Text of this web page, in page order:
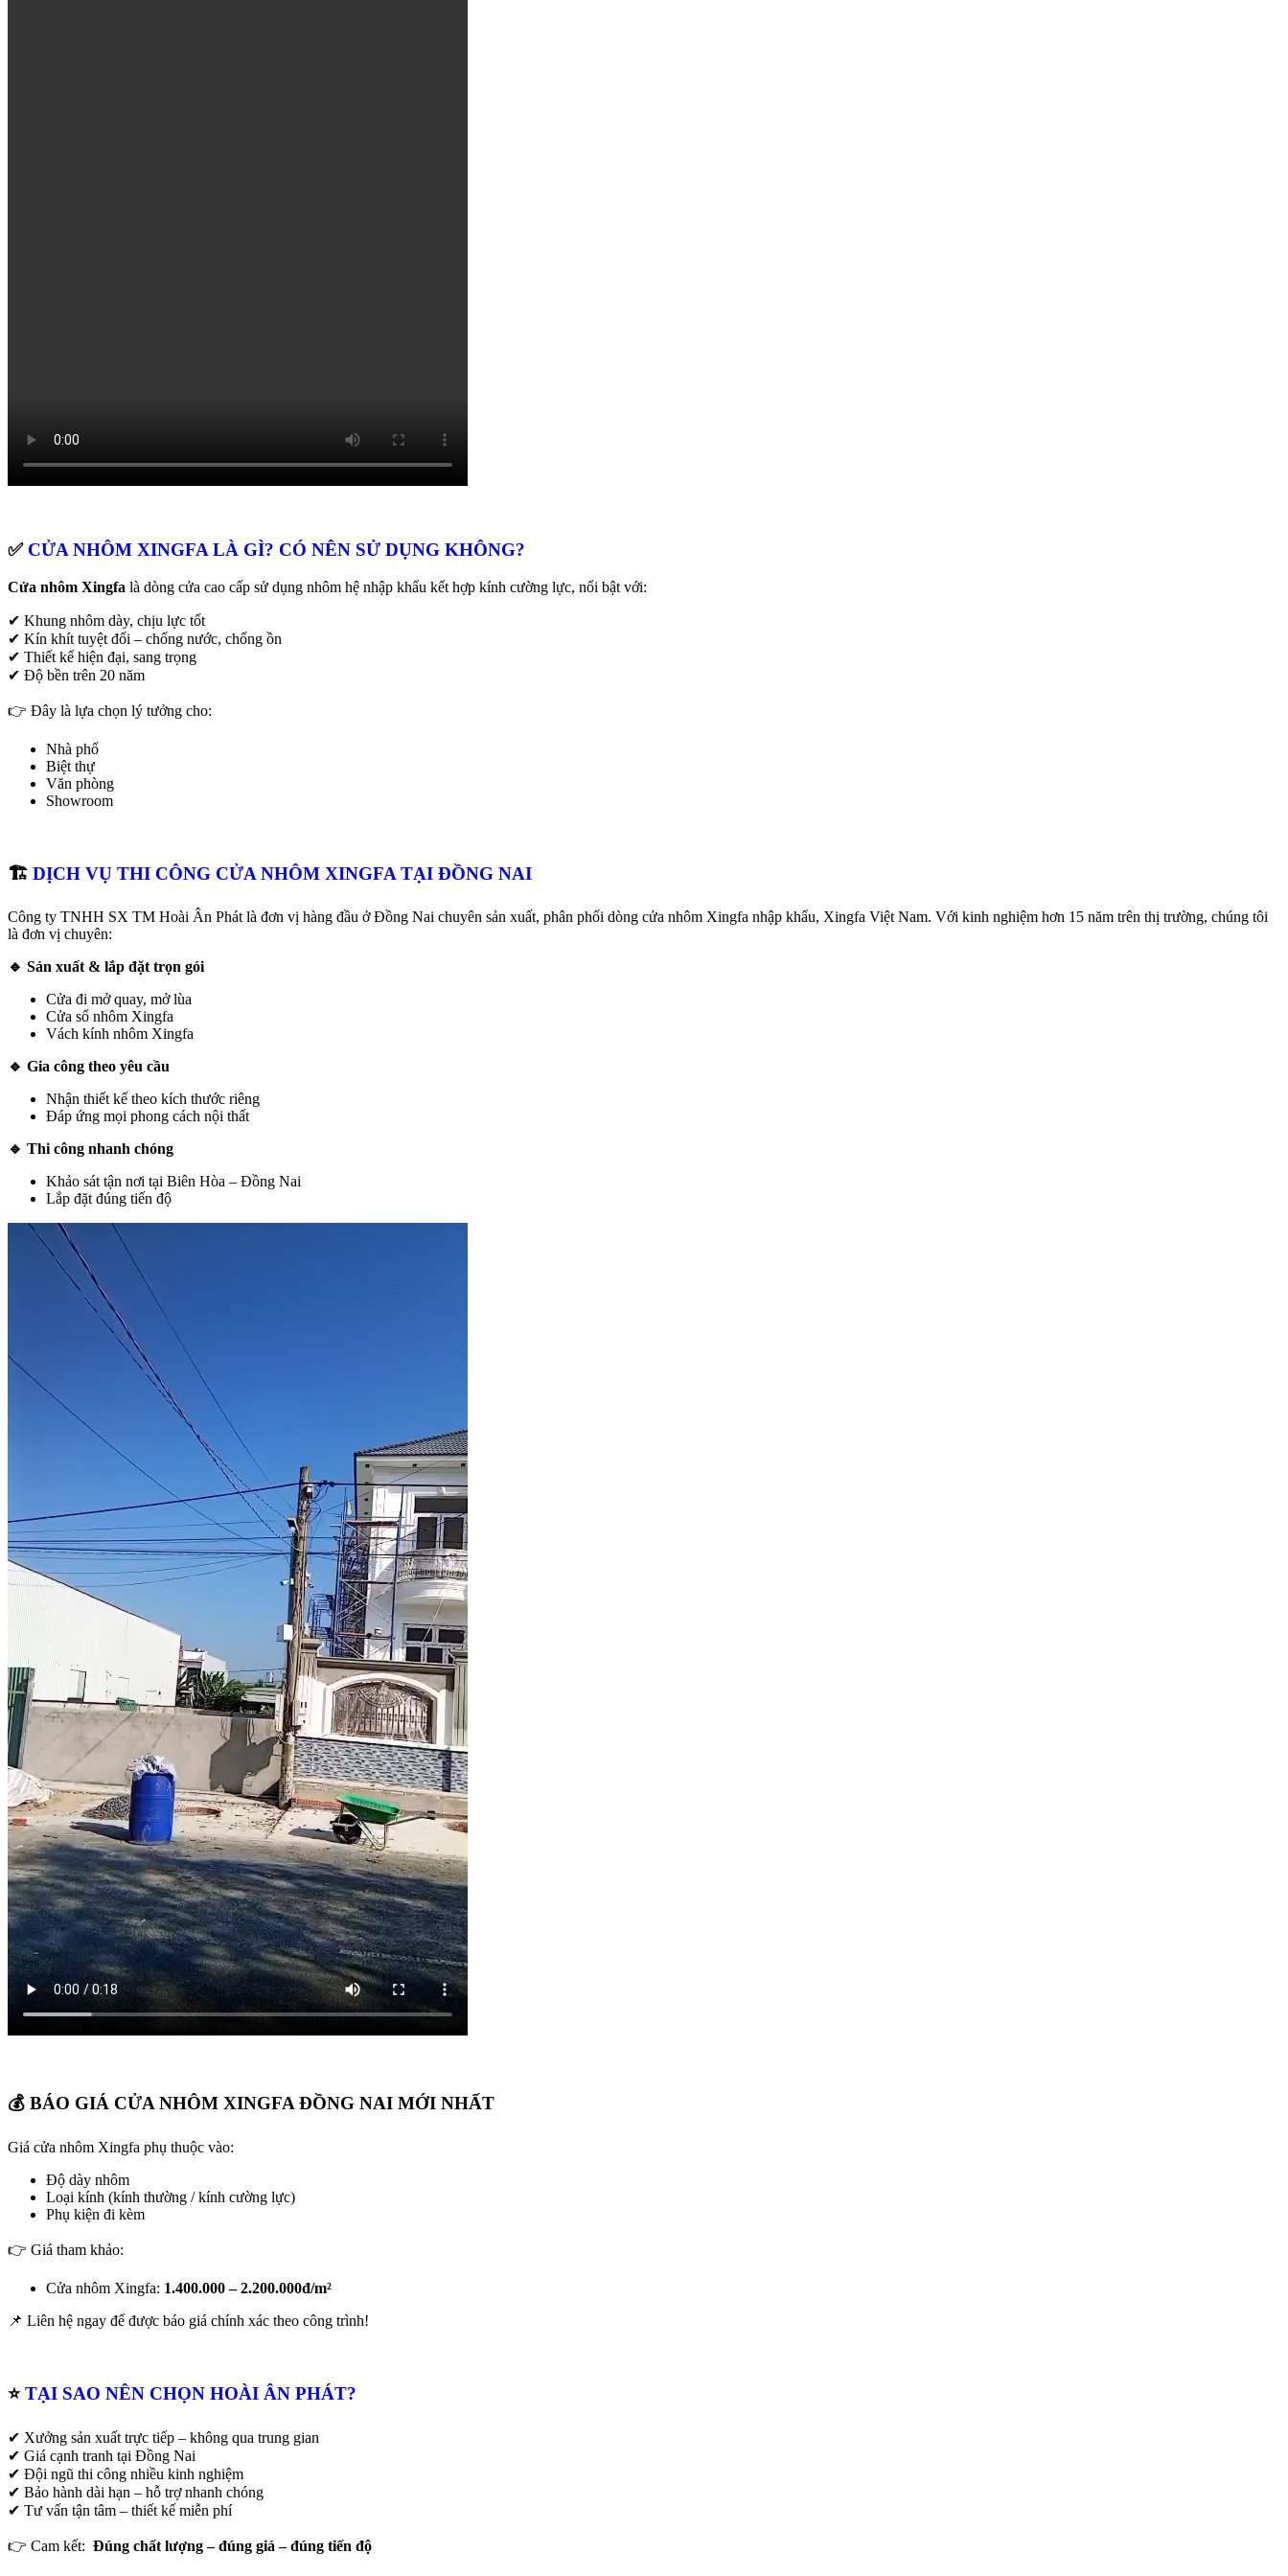
✅CỬA NHÔM XINGFA LÀ GÌ? CÓ NÊN SỬ DỤNG KHÔNG?
Cửa nhôm Xingfa là dòng cửa cao cấp sử dụng nhôm hệ nhập khẩu kết hợp kính cường lực, nổi bật với:
✔ Khung nhôm dày, chịu lực tốt
✔ Kín khít tuyệt đối – chống nước, chống ồn
✔ Thiết kế hiện đại, sang trọng
✔ Độ bền trên 20 năm
👉 Đây là lựa chọn lý tưởng cho:
Nhà phố
Biệt thự
Văn phòng
Showroom
🏗️ DỊCH VỤ THI CÔNG CỬA NHÔM XINGFA TẠI ĐỒNG NAI
Công ty TNHH SX TM Hoài Ân Phát là đơn vị hàng đầu ở Đồng Nai chuyên sản xuất, phân phối dòng cửa nhôm Xingfa nhập khẩu, Xingfa Việt Nam. Với kinh nghiệm hơn 15 năm trên thị trường, chúng tôi
là đơn vị chuyên:
🔹 Sản xuất & lắp đặt trọn gói
Cửa đi mở quay, mở lùa
Cửa sổ nhôm Xingfa
Vách kính nhôm Xingfa
🔹 Gia công theo yêu cầu
Nhận thiết kế theo kích thước riêng
Đáp ứng mọi phong cách nội thất
🔹 Thi công nhanh chóng
Khảo sát tận nơi tại Biên Hòa – Đồng Nai
Lắp đặt đúng tiến độ
💰 BÁO GIÁ CỬA NHÔM XINGFA ĐỒNG NAI MỚI NHẤT
Giá cửa nhôm Xingfa phụ thuộc vào:
Độ dày nhôm
Loại kính (kính thường / kính cường lực)
Phụ kiện đi kèm
👉 Giá tham khảo:
Cửa nhôm Xingfa: 1.400.000 – 2.200.000đ/m²
📌 Liên hệ ngay để được báo giá chính xác theo công trình!
⭐TẠI SAO NÊN CHỌN HOÀI ÂN PHÁT?
✔ Xưởng sản xuất trực tiếp – không qua trung gian
✔ Giá cạnh tranh tại Đồng Nai
✔ Đội ngũ thi công nhiều kinh nghiệm
✔ Bảo hành dài hạn – hỗ trợ nhanh chóng
✔ Tư vấn tận tâm – thiết kế miễn phí
👉 Cam kết: Đúng chất lượng – đúng giá – đúng tiến độ